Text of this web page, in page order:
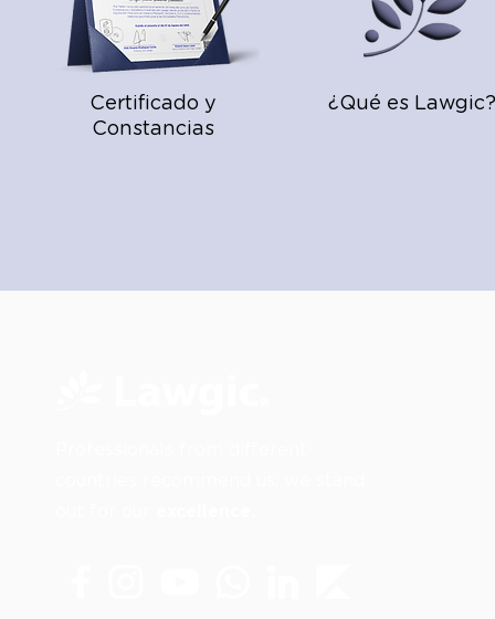
Certificado y
Constancias
¿Qué es Lawgic?